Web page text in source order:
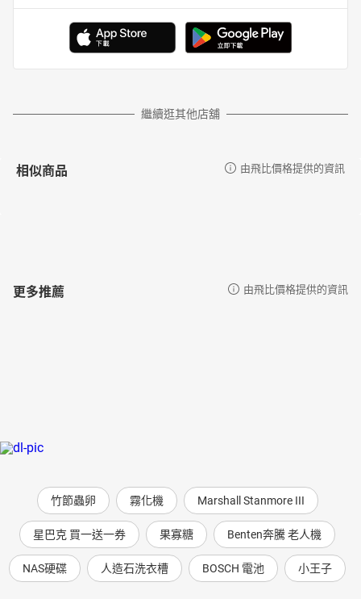
繼續逛其他店舖
相似商品 由飛比價格提供的資訊
更多推薦 由飛比價格提供的資訊
竹節蟲卵 霧化機 Marshall Stanmore III
星巴克 買一送一券 果寡糖 Benten奔騰 老人機
NAS硬碟 人造石洗衣槽 BOSCH 電池 小王子